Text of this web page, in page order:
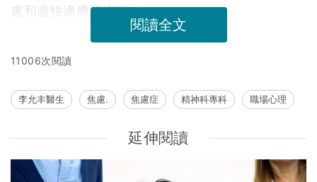
慮和盡快適應環境呢？
閱讀全文
11006次閱讀
李允丰醫生 焦慮. 焦慮症 精神科專科 職場心理
延伸閱讀